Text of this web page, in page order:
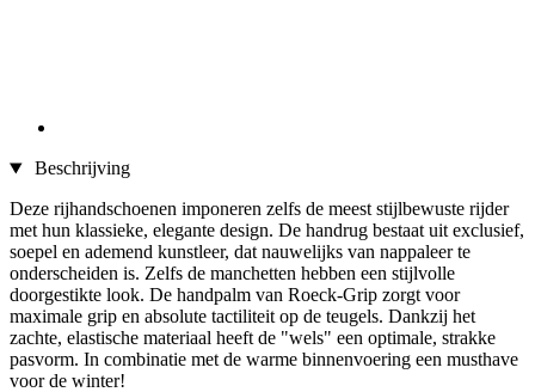
Beschrijving
Deze rijhandschoenen imponeren zelfs de meest stijlbewuste rijder
met hun klassieke, elegante design. De handrug bestaat uit exclusief,
soepel en ademend kunstleer, dat nauwelijks van nappaleer te
onderscheiden is. Zelfs de manchetten hebben een stijlvolle
doorgestikte look. De handpalm van Roeck-Grip zorgt voor
maximale grip en absolute tactiliteit op de teugels. Dankzij het
zachte, elastische materiaal heeft de "wels" een optimale, strakke
pasvorm. In combinatie met de warme binnenvoering een musthave
voor de winter!